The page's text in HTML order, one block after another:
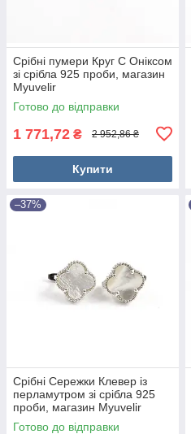
Срібні пумери Круг С Оніксом
зі срібла 925 проби, магазин
Myuvelir
Готово до відправки
1 771,72 ₴ 2 952,86 ₴
Купити
–37%
Срібні Сережки Клевер із
перламутром зі срібла 925
проби, магазин Myuvelir
Готово до відправки